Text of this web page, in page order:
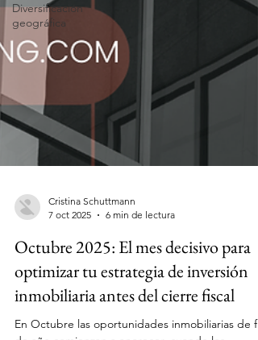
Diversificación
geográfica
7 oct 2025
6 min de lectura
Octubre 2025: El mes decisivo para
optimizar tu estrategia de inversión
inmobiliaria antes del cierre fiscal